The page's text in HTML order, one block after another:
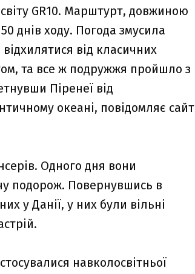
GR10. Марштурт, довжиною
днів ходу. Погода змусила
від класичних
та все ж подружжя пройшло з
Піренеї від
океані, повідомляє сайт
Одного дня вони
подорож. Повернувшись в
у Данії, у них були вільні
навколосвітньої